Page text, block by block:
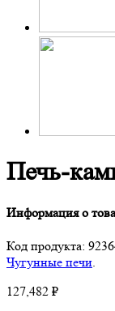
Печь-
Информация о
Код продукта:
Чугунные печи.
127,482 ₽